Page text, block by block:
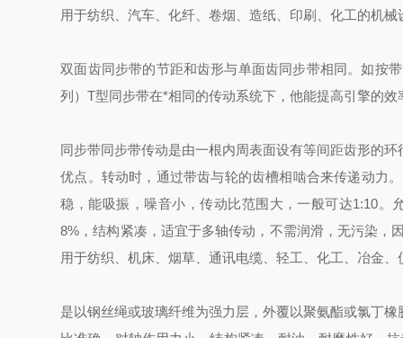
用于纺织、汽车、化纤、卷烟、造纸、印刷、化工的机
双面齿同步带的节距和齿形与单面齿同步带相同。如按
列）T型同步带在*相同的传动系统下，他能提高引擎的
同步带同步带传动是由一根内周表面设有等间距齿形的
优点。转动时，通过带齿与轮的齿槽相啮合来传递动力
稳，能吸振，噪音小，传动比范围大，一般可达1:10
8%，结构紧凑，适宜于多轴传动，不需润滑，无污染，
用于纺织、机床、烟草、通讯电缆、轻工、化工、冶金
是以钢丝绳或玻璃纤维为强力层，外覆以聚氨酯或氯丁